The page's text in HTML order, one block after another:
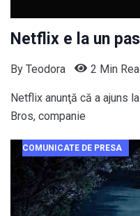
Netflix e la un
By Teodora 2 Min
Netflix anunţă că a ajuns
Bros, companie
COMUNICATE DE PRESA